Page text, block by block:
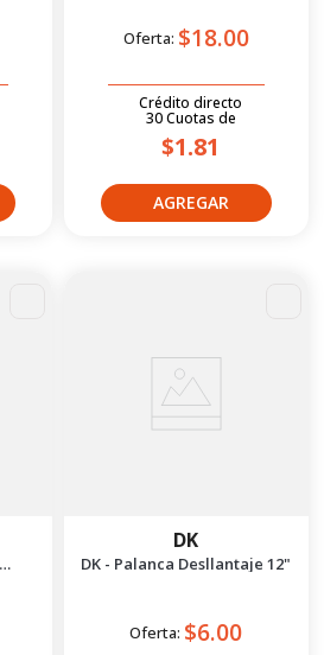
Oferta: $18.00
Crédito directo
30Cuotas de
$1.81
DK
DK - Palanca Desllantaje 12"
Oferta: $6.00